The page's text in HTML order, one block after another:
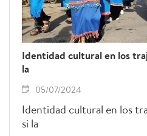
Identidad cultural en los
la
05/07/2024
Identidad cultural en los
si la